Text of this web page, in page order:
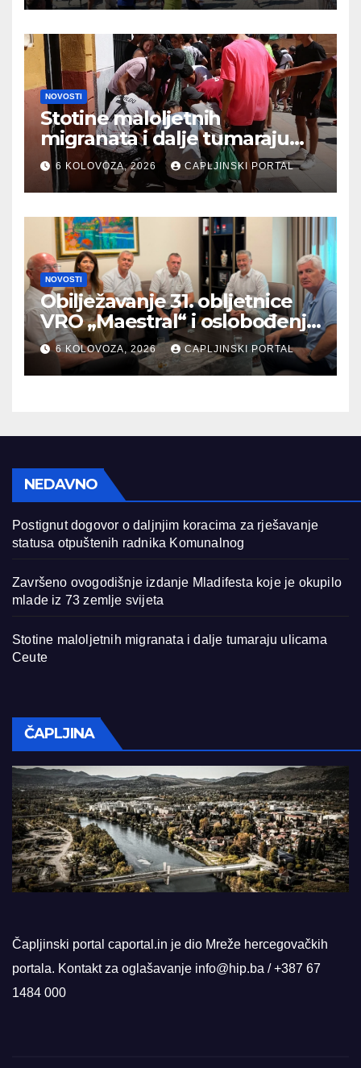
NOVOSTI
Stotine maloljetnih
migranata i dalje tumaraju
ulicama Ceute
6 KOLOVOZA, 2026 CAPLJINSKI PORTAL
NOVOSTI
Obilježavanje 31. obljetnice
VRO „Maestral“ i oslobođenja
Jajca uz pokroviteljstvo HNS
BiH
6 KOLOVOZA, 2026 CAPLJINSKI PORTAL
NEDAVNO
Postignut dogovor o daljnjim koracima za rješavanje
statusa otpuštenih radnika Komunalnog
Završeno ovogodišnje izdanje Mladifesta koje je okupilo
mlade iz 73 zemlje svijeta
Stotine maloljetnih migranata i dalje tumaraju ulicama
Ceute
ČAPLJINA
Čapljinski portal caportal.in je dio Mreže hercegovačkih
portala. Kontakt za oglašavanje info@hip.ba / +387 67
1484 000